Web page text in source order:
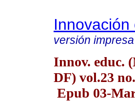
versión impresa
Innov. educ.
DF) vol.23
Epub 03-